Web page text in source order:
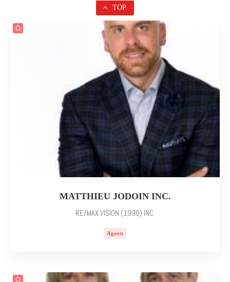
TOP
MATTHIEU JODOIN INC.
RE/MAX VISION (1990) INC.
Agents